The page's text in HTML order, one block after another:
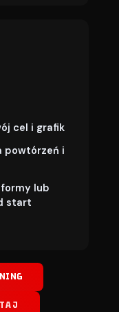
cel i grafik
powtórzeń i
lub
start